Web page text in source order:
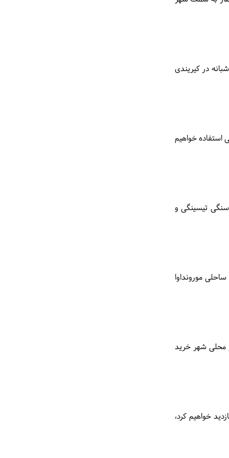
در کیریندی
استفاده خواهیم
سنگی تیسینگی و
مورونداوا
محلی شهر خرید
خواهیم کرد،